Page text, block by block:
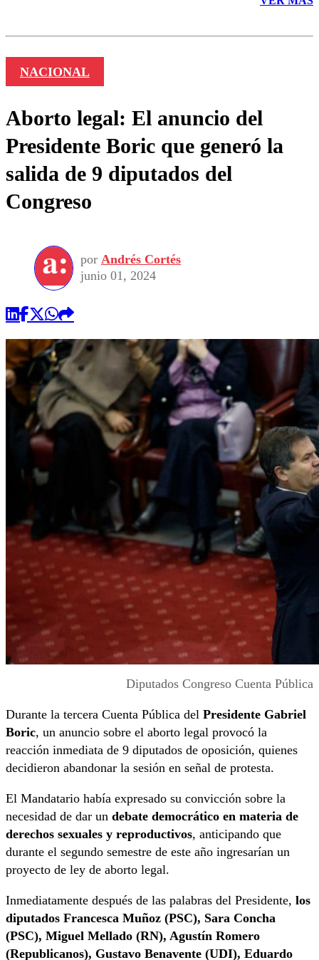
NACIONAL
Aborto legal: El anuncio del
Presidente Boric que generó la
salida de 9 diputados del
Congreso
por Andrés Cortés
junio 01, 2024
Diputados Congreso Cuenta Pública
Durante la tercera Cuenta Pública del Presidente Gabriel
Boric, un anuncio sobre el aborto legal provocó la
reacción inmediata de 9 diputados de oposición, quienes
decidieron abandonar la sesión en señal de protesta.
El Mandatario había expresado su convicción sobre la
necesidad de dar un debate democrático en materia de
derechos sexuales y reproductivos, anticipando que
durante el segundo semestre de este año ingresarían un
proyecto de ley de aborto legal.
Inmediatamente después de las palabras del Presidente, los
diputados Francesca Muñoz (PSC), Sara Concha
(PSC), Miguel Mellado (RN), Agustín Romero
(Republicanos), Gustavo Benavente (UDI), Eduardo